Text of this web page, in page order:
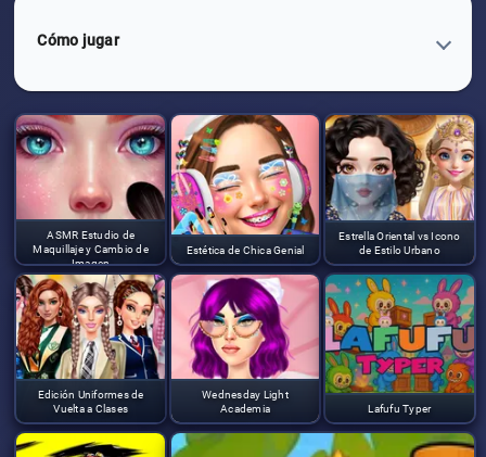
Cómo jugar
ASMR Estudio de
Maquillaje y Cambio de
Imagen
Estética de Chica Genial
Estrella Oriental vs Icono
de Estilo Urbano
Edición Uniformes de
Vuelta a Clases
Wednesday Light
Academia
Lafufu Typer